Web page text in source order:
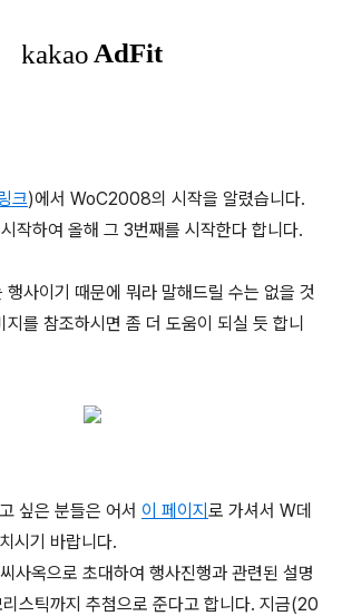
크)에서 WoC2008의 시작을 알렸습니다.
작하여 올해 그 3번째를 시작한다 합니다.
행사이기 때문에 뭐라 말해드릴 수는 없을 것
를 참조하시면 좀 더 도움이 되실 듯 합니
싶은 분들은 어서 이 페이지로 가셔서 W데
시기 바랍니다.
사옥으로 초대하여 행사진행과 관련된 설명
스틱까지 추첨으로 준다고 합니다. 지금(20